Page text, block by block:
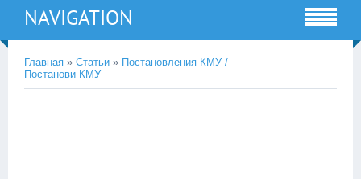
NAVIGATION
Главная » Статьи » Постановления КМУ /
Постанови КМУ